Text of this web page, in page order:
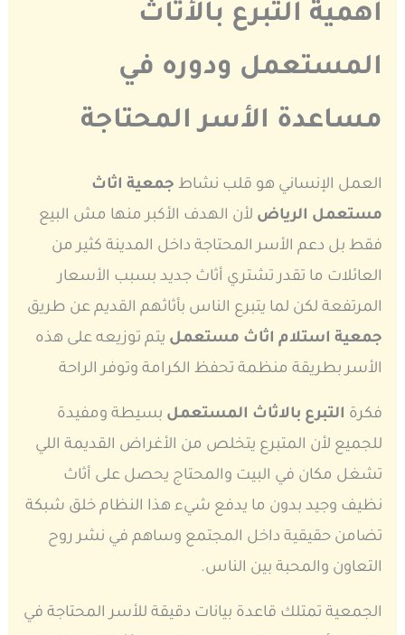
أهمية التبرع بالأثاث
المستعمل ودوره في
مساعدة الأسر المحتاجة
العمل الإنساني هو قلب نشاط جمعية اثاث
مستعمل الرياض لأن الهدف الأكبر منها مش البيع
فقط بل دعم الأسر المحتاجة داخل المدينة كثير من
العائلات ما تقدر تشتري أثاث جديد بسبب الأسعار
المرتفعة لكن لما يتبرع الناس بأثاثهم القديم عن طريق
جمعية استلام اثاث مستعمل يتم توزيعه على هذه
الأسر بطريقة منظمة تحفظ الكرامة وتوفر الراحة
فكرة التبرع بالاثاث المستعمل بسيطة ومفيدة
للجميع لأن المتبرع يتخلص من الأغراض القديمة اللي
تشغل مكان في البيت والمحتاج يحصل على أثاث
نظيف وجيد بدون ما يدفع شيء هذا النظام خلق شبكة
تضامن حقيقية داخل المجتمع وساهم في نشر روح
التعاون والمحبة بين الناس.
الجمعية تمتلك قاعدة بيانات دقيقة للأسر المحتاجة في